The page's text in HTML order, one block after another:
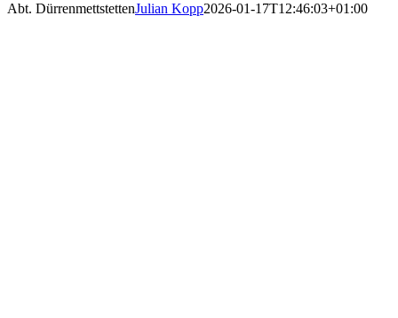
Abt. DürrenmettstettenJulian Kopp2026-01-17T12:46:03+01:00